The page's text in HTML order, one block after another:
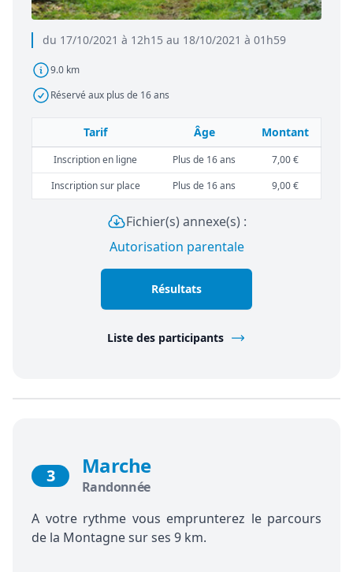
du 17/10/2021 à 12h15 au 18/10/2021 à 01h59
9.0 km
Réservé aux plus de 16 ans
Tarif Âge Montant
Inscription en ligne Plus de 16 ans
7,00 €
Inscription sur place
Plus de 16 ans 9,00 €
Fichier(s) annexe(s) :
Autorisation parentale
Résultats
Liste des participants
3 Marche
Randonnée
A votre rythme vous emprunterez le parcours
de la Montagne sur ses 9 km.